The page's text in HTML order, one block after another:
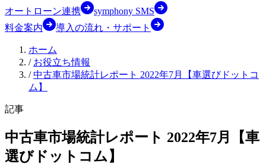
オートローン連携
symphony SMS
料金案内
導入の流れ・サポート
ホーム
/ お役立ち情報
/ 中古車市場統計レポート 2022年7月【車選びドットコ
ム】
記事
中古車市場統計レポート 2022年7月【車
選びドットコム】